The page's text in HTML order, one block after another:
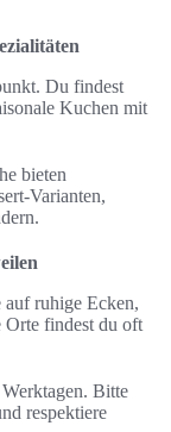
Du findest
Kuchen mit
bieten
Varianten,
auf ruhige Ecken,
Orte findest du oft
Bitte
respektiere